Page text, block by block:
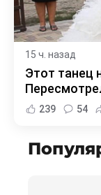
15 ч. назад
Этот танец
239 54